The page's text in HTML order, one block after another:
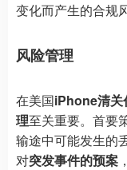
变化而产生的合规
风险管理
在美国iPhone清关
理至关重要。首要
输途中可能发生的
对突发事件的预案